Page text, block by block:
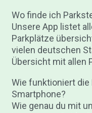
Wo finde ich
Unsere App listet
Parkplätze
vielen deutschen
Übersicht mit allen
Wie funktioniert die
Smartphone?
Wie genau du mit